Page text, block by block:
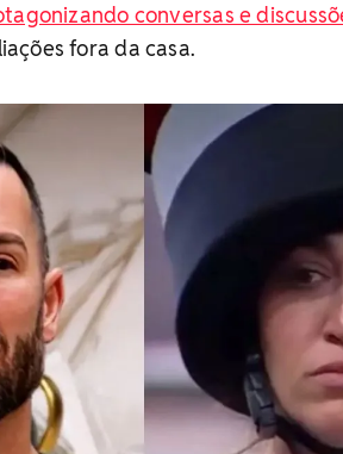
conversas e
fora da casa.